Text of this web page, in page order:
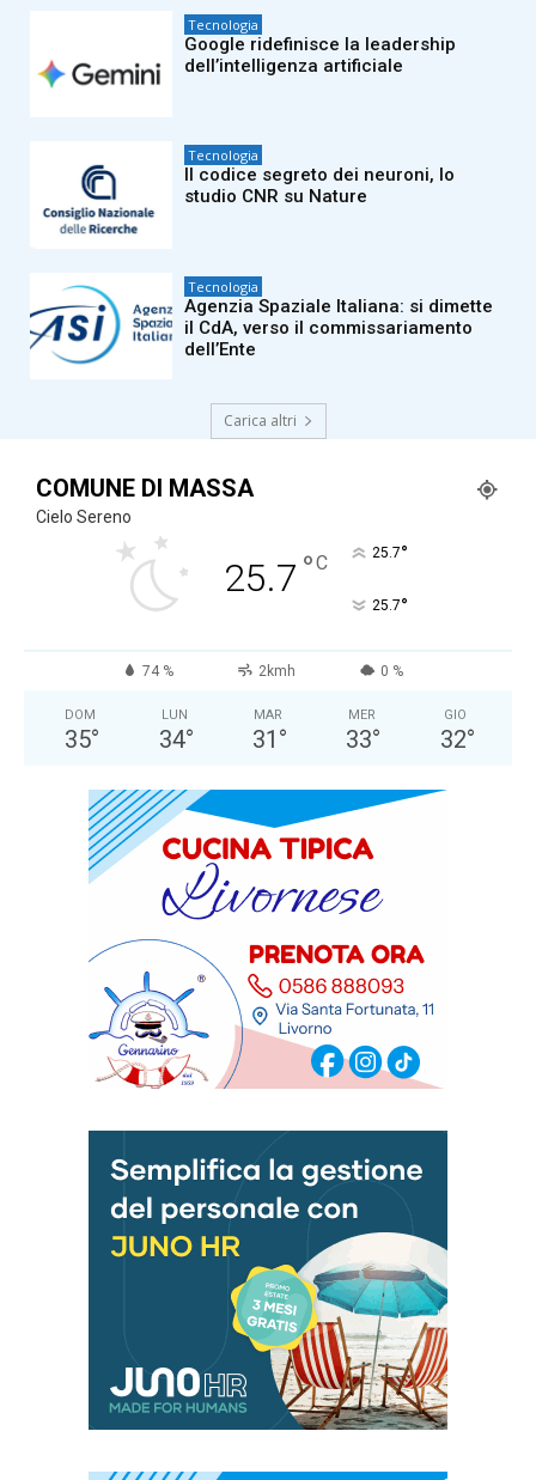
Tecnologia
Google ridefinisce la leadership
dell’intelligenza artificiale
Tecnologia
Il codice segreto dei neuroni, lo
studio CNR su Nature
Tecnologia
Agenzia Spaziale Italiana: si dimette
il CdA, verso il commissariamento
dell’Ente
Carica altri
COMUNE DI MASSA
Cielo Sereno
25.7 °C 25.7°
25.7°
74 % 2kmh 0 %
DOM
35°
LUN
34°
MAR
31 °
MER
33°
GIO
32°